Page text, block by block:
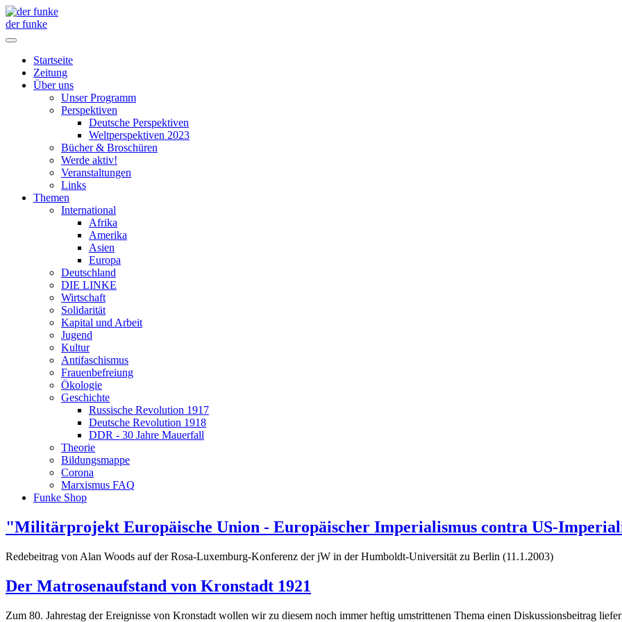
der funke
Startseite
Zeitung
Über uns
Unser Programm
Perspektiven
Deutsche Perspektiven
Weltperspektiven 2023
Bücher & Broschüren
Werde aktiv!
Veranstaltungen
Links
Themen
International
Afrika
Amerika
Asien
Europa
Deutschland
DIE LINKE
Wirtschaft
Solidarität
Kapital und Arbeit
Jugend
Kultur
Antifaschismus
Frauenbefreiung
Ökologie
Geschichte
Russische Revolution 1917
Deutsche Revolution 1918
DDR - 30 Jahre Mauerfall
Theorie
Bildungsmappe
Corona
Marxismus FAQ
Funke Shop
"Militärprojekt Europäische Union - Europäischer Imperialismus contra US-
Redebeitrag von Alan Woods auf der Rosa-Luxemburg-Konferenz der jW in der Humboldt-Universität zu Berlin (11.1.2003)
Der Matrosenaufstand von Kronstadt 1921
Zum 80. Jahrestag der Ereignisse von Kronstadt wollen wir zu diesem noch immer heftig umstrittenen Thema einen Diskussionsbeitrag